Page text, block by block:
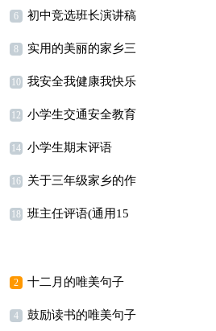
15篇
6 初中竞选班长演讲稿
8 实用的美丽的家乡三
年级作文300字四篇
10 我安全我健康我快乐
演讲稿11篇
12 小学生交通安全教育
演讲稿11篇
14 小学生期末评语
【荐】
16 关于三年级家乡的作
文3篇
18 班主任评语(通用15
2 十二月的唯美句子
15篇
4 鼓励读书的唯美句子